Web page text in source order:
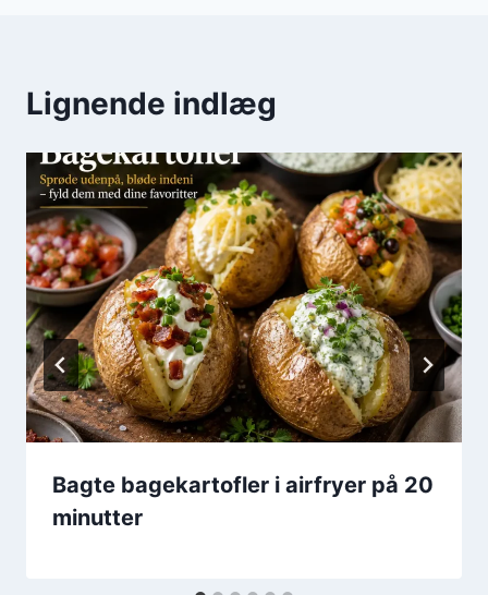
Lignende indlæg
Bagte bagekartofler i airfryer på 20
minutter